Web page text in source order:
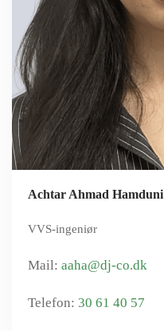
Achtar Ahmad Hamduni
VVS-ingeniør
aaha@dj-co.dk
30 61 40 57